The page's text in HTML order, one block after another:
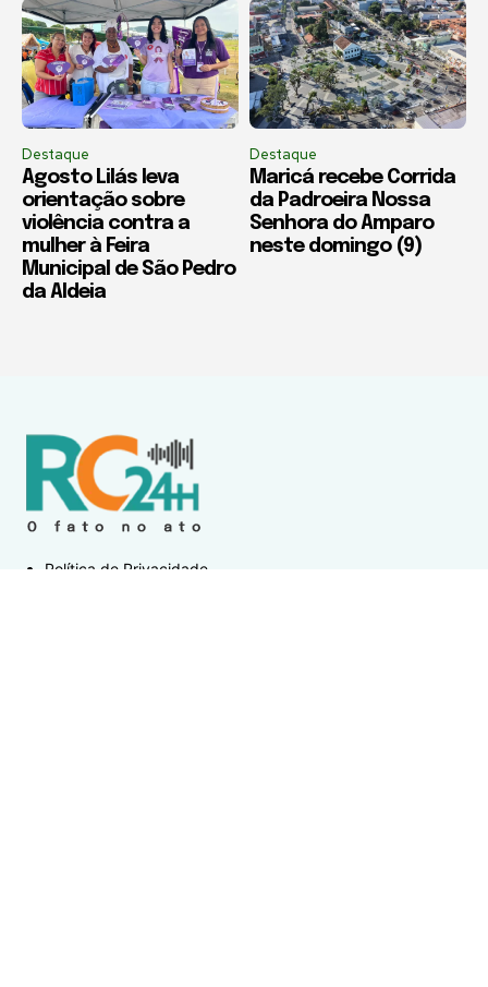
Destaque
Agosto Lilás leva
orientação sobre
violência contra a
mulher à Feira
Municipal de São Pedro
da Aldeia
Destaque
Maricá recebe Corrida
da Padroeira Nossa
Senhora do Amparo
neste domingo (9)
Política de Privacidade